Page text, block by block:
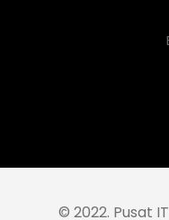
© 2022. Pusat